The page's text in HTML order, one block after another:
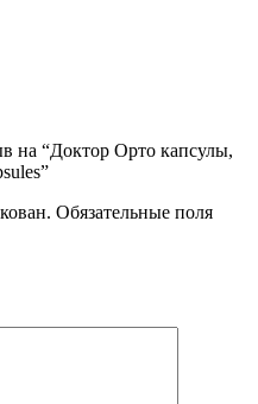
на “Доктор Орто капсулы,
Обязательные поля